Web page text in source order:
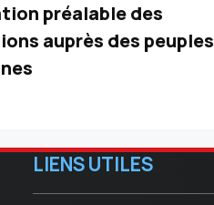
préalable des
auprès des peuples
LIENS UTILES